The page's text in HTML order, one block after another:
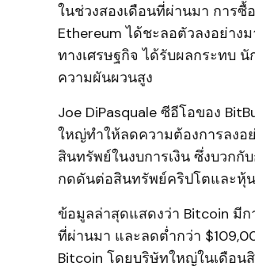
ในช่วงสองเดือนที่ผ่านมา การ
Ethereum ได้ชะลอตัวลงอย่า
ทางเศรษฐกิจ ได้รับผลกระทบ
ความผันผวนสูง
Joe DiPasquale ซีอีโอของ
ใหญ่ทำให้ลดความต้องการลงอ
สินทรัพย์ในงบการเงิน ซึ่งบวก
กดดันต่อสินทรัพย์คริปโตและหุ้น
ข้อมูลล่าสุดแสดงว่า Bitcoin มี
ที่ผ่านมา และลดต่ำกว่า
Bitcoin โดยบริษัทใหญ่ในเดือน